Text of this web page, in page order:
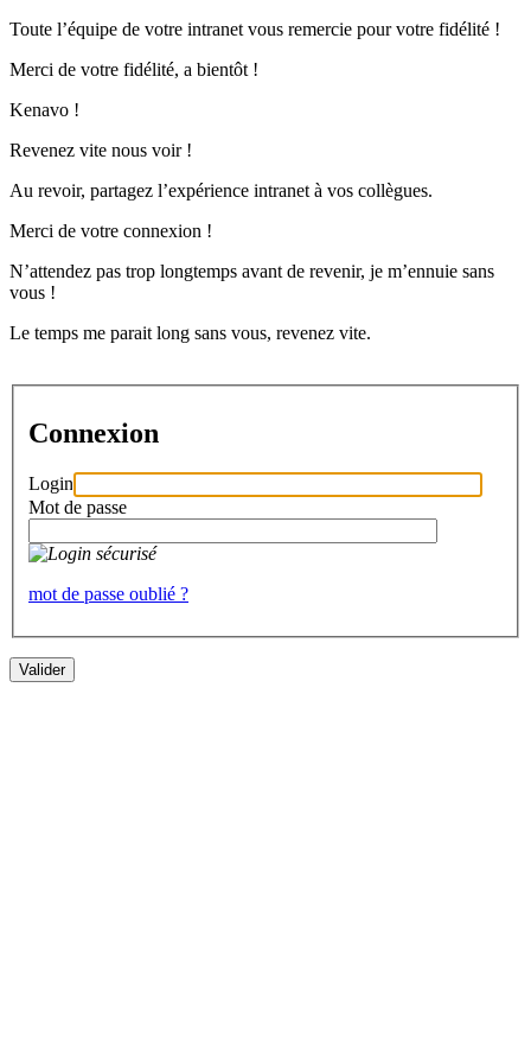
Toute l’équipe de votre intranet vous remercie pour votre fidélité !
Merci de votre fidélité, a bientôt !
Kenavo !
Revenez vite nous voir !
Au revoir, partagez l’expérience intranet à vos collègues.
Merci de votre connexion !
N’attendez pas trop longtemps avant de revenir, je m’ennuie sans
vous !
Le temps me parait long sans vous, revenez vite.
Connexion
Login
Mot de passe
mot de passe oublié ?